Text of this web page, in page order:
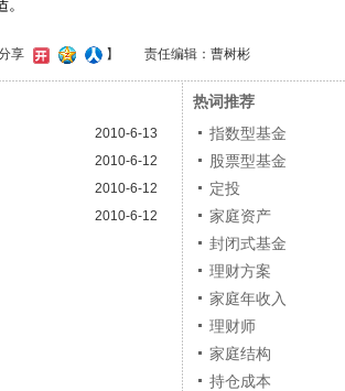
享 】 责任编辑：曹树彬
2010-6-13
2010-6-12
2010-6-12
2010-6-12
热词推荐
指数型基金
股票型基金
定投
家庭资产
封闭式基金
理财方案
家庭年收入
理财师
家庭结构
持仓成本